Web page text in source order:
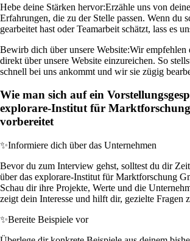
Hebe deine Stärken hervor:Erzähle uns von
Erfahrungen, die zu der Stelle passen. Wenn du
gearbeitet hast oder Teamarbeit schätzt, lass es
Bewirb dich über unsere Website:Wir empfehlen
direkt über unsere Website einzureichen. So
schnell bei uns ankommt und wir sie zügig
Wie man sich auf ein
explorare-Institut für
vorbereitet
✨Informiere dich über das Unternehmen
Bevor du zum Interview gehst, solltest du dir
über das explorare-Institut für Marktforschung
Schau dir ihre Projekte, Werte und die
zeigt dein Interesse und hilft dir, gezielte Fragen
✨Bereite Beispiele vor